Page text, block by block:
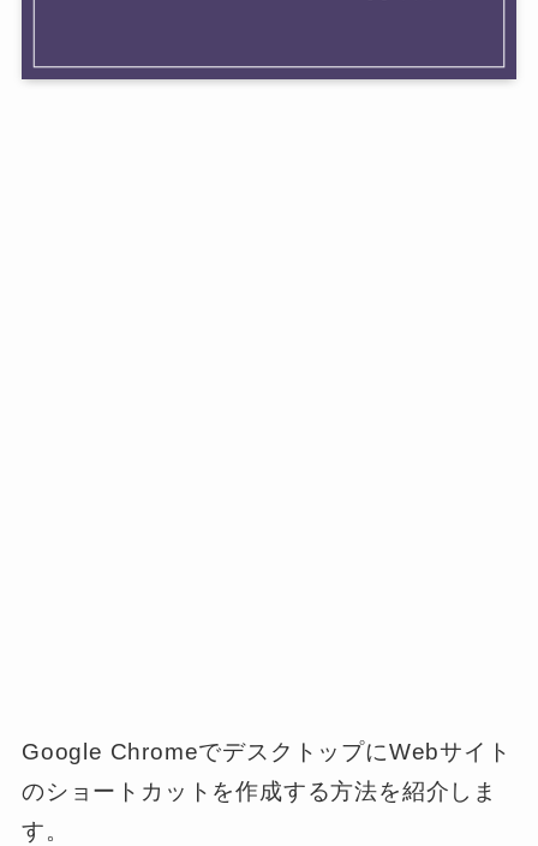
Google ChromeでデスクトップにWebサイト
のショートカットを作成する方法を紹介しま
す。